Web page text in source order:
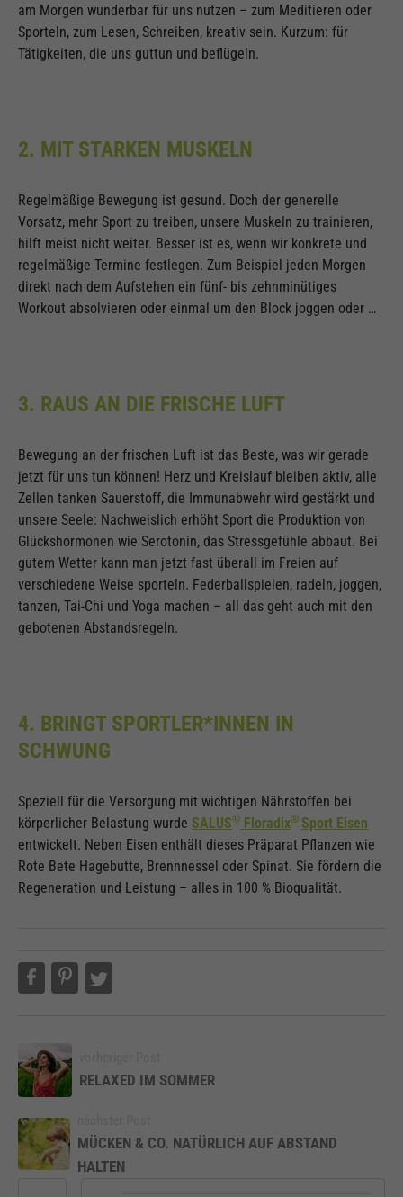
am Morgen wunderbar für uns nutzen – zum Meditieren oder
Sporteln, zum Lesen, Schreiben, kreativ sein. Kurzum: für
Tätigkeiten, die uns guttun und beflügeln.
2. MIT STARKEN MUSKELN
Regelmäßige Bewegung ist gesund. Doch der generelle
Vorsatz, mehr Sport zu treiben, unsere Muskeln zu trainieren,
hilft meist nicht weiter. Besser ist es, wenn wir konkrete und
regelmäßige Termine festlegen. Zum Beispiel jeden Morgen
direkt nach dem Aufstehen ein fünf- bis zehnminütiges
Workout absolvieren oder einmal um den Block joggen oder …
3. RAUS AN DIE FRISCHE LUFT
Bewegung an der frischen Luft ist das Beste, was wir gerade
jetzt für uns tun können! Herz und Kreislauf bleiben aktiv, alle
Zellen tanken Sauerstoff, die Immunabwehr wird gestärkt und
unsere Seele: Nachweislich erhöht Sport die Produktion von
Glückshormonen wie Serotonin, das Stressgefühle abbaut. Bei
gutem Wetter kann man jetzt fast überall im Freien auf
verschiedene Weise sporteln. Federballspielen, radeln, joggen,
tanzen, Tai-Chi und Yoga machen – all das geht auch mit den
gebotenen Abstandsregeln.
4. BRINGT SPORTLER*INNEN IN
SCHWUNG
Speziell für die Versorgung mit wichtigen Nährstoffen bei
körperlicher Belastung wurde SALUS® Floradix® Sport Eisen
entwickelt. Neben Eisen enthält dieses Präparat Pflanzen wie
Rote Bete Hagebutte, Brennnessel oder Spinat. Sie fördern die
Regeneration und Leistung – alles in 100 % Bioqualität.
RELAXED IM SOMMER
MÜCKEN & CO. NATÜRLICH AUF ABSTAND
HALTEN